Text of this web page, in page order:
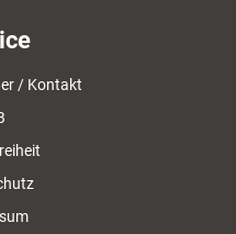
/ Kontakt